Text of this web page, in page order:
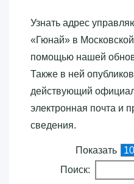
Узнать адрес
«‎Гюнай»‎ в
помощью нашей
Также в ней
действующий
электронная почта и
сведения.
Показать
Поиск: